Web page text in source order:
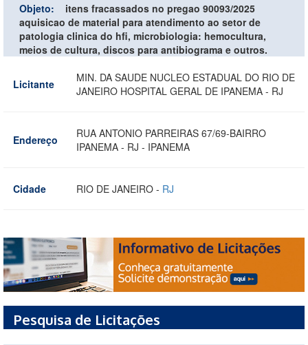
Objeto:
itens fracassados no pregao 90093/2025
aquisicao de material para atendimento ao setor de
patologia clinica do hfi, microbiologia: hemocultura,
meios de cultura, discos para antibiograma e outros.
Licitante
MIN. DA SAUDE NUCLEO ESTADUAL DO RIO DE
JANEIRO HOSPITAL GERAL DE IPANEMA - RJ
Endereço
RUA ANTONIO PARREIRAS 67/69-BAIRRO
IPANEMA - RJ - IPANEMA
Cidade RIO DE JANEIRO - RJ
Pesquisa de Licitações